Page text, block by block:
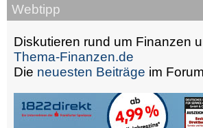
Webtipp
Diskutieren rund um Finanzen
Thema-Finanzen.de
Die neuesten Beiträge im